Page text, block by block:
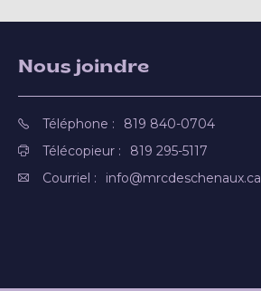
Nous joindre
Téléphone :
819 840-0704
Télécopieur :
819 295-5117
Courriel :
info@mrcdeschenaux.ca